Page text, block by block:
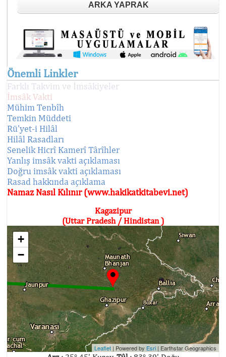
ARKA YAPRAK
Önemli Linkler
Farklı Takvim ve İmsâkiyeler
İmsâk Vakti
Mühim Tenbîh
Temkin Müddeti
Rü'yet-i Hilâl
Hilâl Rasadları
Senelik Hicrî Kamerî Târîhler
Yanlış imsâk vakti açıklaması
Doğru imsâk vakti açıklaması
Rasad hakkında açıklama
Namaz Nasıl Kılınır (www.hakikatkitabevi.net)
Kagazipur
(Uttar Pradesh / Hindistan )
+
−
Leaflet | Powered by Esri | Earthstar Geographics